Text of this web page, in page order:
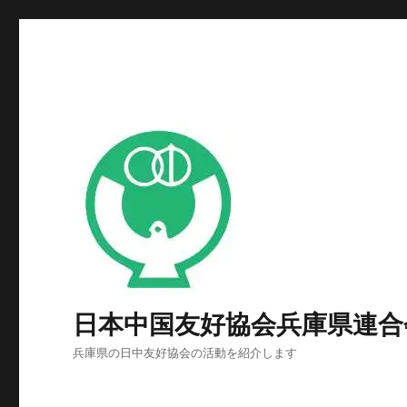
日本中国友好協会兵庫県連
兵庫県の日中友好協会の活動を紹介します